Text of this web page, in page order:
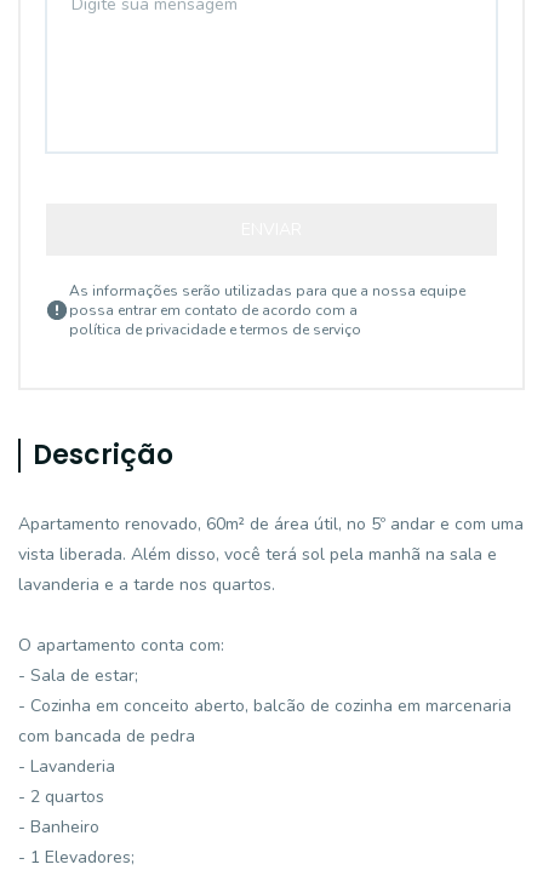
As informações serão utilizadas para que a nossa equipe
possa entrar em contato de acordo com a
política de privacidade e termos de serviço
Descrição
Apartamento renovado, 60m² de área útil, no 5º andar e com uma
vista liberada. Além disso, você terá sol pela manhã na sala e
lavanderia e a tarde nos quartos.
O apartamento conta com:
- Sala de estar;
- Cozinha em conceito aberto, balcão de cozinha em marcenaria
com bancada de pedra
- Lavanderia
- 2 quartos
- Banheiro
- 1 Elevadores;